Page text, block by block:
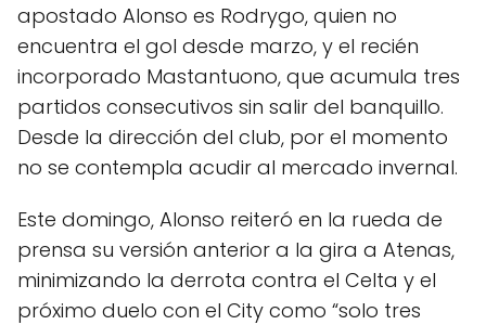
apostado Alonso es Rodrygo, quien no
encuentra el gol desde marzo, y el recién
incorporado Mastantuono, que acumula tres
partidos consecutivos sin salir del banquillo.
Desde la dirección del club, por el momento
no se contempla acudir al mercado invernal.
Este domingo, Alonso reiteró en la rueda de
prensa su versión anterior a la gira a Atenas,
minimizando la derrota contra el Celta y el
próximo duelo con el City como “solo tres